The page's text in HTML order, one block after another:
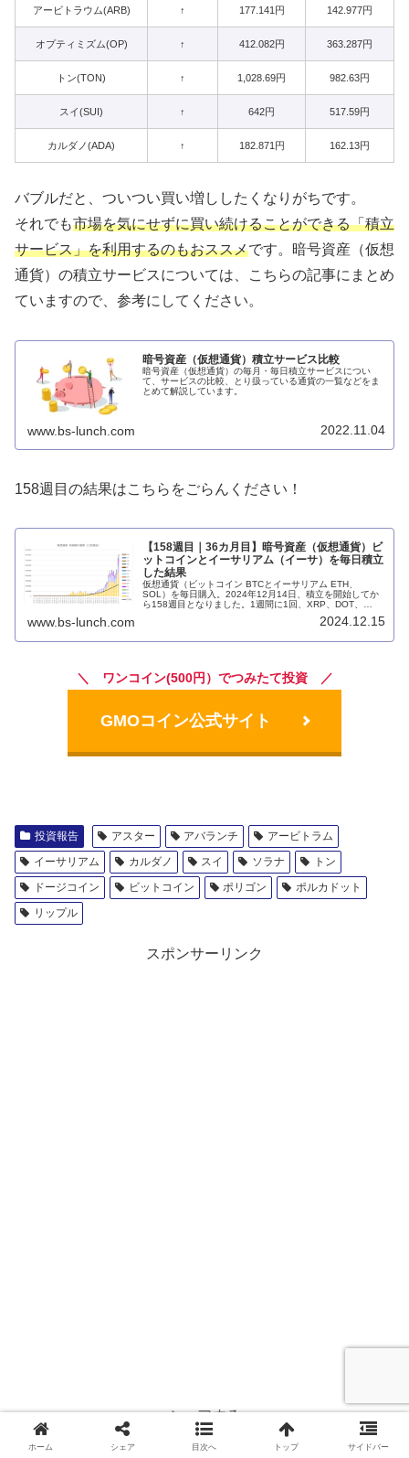
アービトラウム(ARB) ↑ 177.141円 142.977円
オプティミズム(OP) ↑ 412.082円 363.287円
トン(TON) ↑ 1,028.69円 982.63円
スイ(SUI) ↑ 642円 517.59円
カルダノ(ADA) ↑ 182.871円 162.13円
バブルだと、ついつい買い増ししたくなりがちです。
それでも市場を気にせずに買い続けることができる「積立
サービス」を利用するのもおススメです。暗号資産（仮想
通貨）の積立サービスについては、こちらの記事にまとめ
ていますので、参考にしてください。
暗号資産（仮想通貨）積立サービス比較
暗号資産（仮想通貨）の毎月・毎日積立サービスについ
て、サービスの比較、とり扱っている通貨の一覧などをま
とめて解説しています。
www.bs-lunch.com 2022.11.04
158週目の結果はこちらをごらんください！
【158週目｜36カ月目】暗号資産（仮想通貨）ビ
ットコインとイーサリアム（イーサ）を毎日積立
した結果
仮想通貨（ビットコイン BTCとイーサリアム ETH、
SOL）を毎日購入。2024年12月14日、積立を開始してか
ら158週目となりました。1週間に1回、XRP、DOT、
SUI、ADAも購入。毎週の投資結果を前の週と比較しなが
www.bs-lunch.com 2024.12.15
＼ ワンコイン(500円）でつみたて投資 ／
GMOコイン公式サイト
投資報告 アスター アバランチ
アービトラム
イーサリアム
カルダノ スイ ソラナ
トン
ドージコイン
ビットコイン ポリゴン
ポルカドット
リップル
スポンサーリンク
シェアする
Facebook はてブ
ホーム シェア 目次へ トップ サイドバー